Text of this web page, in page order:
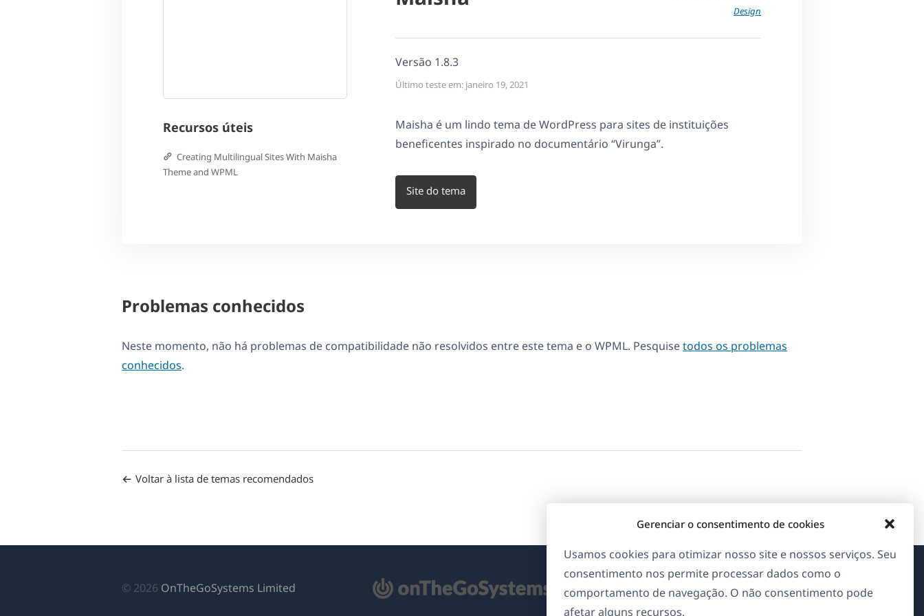
Gerenciar o consentimento de cookies
Usamos cookies para otimizar nosso site e nossos serviços. Seu
consentimento nos permite processar dados como o
comportamento de navegação. O não consentimento pode
afetar alguns recursos.
Recursos úteis
Creating Multilingual Sites With Maisha
Theme and WPML
Design
Versão 1.8.3
Último teste em: janeiro 19, 2021
Maisha é um lindo tema de WordPress para sites de instituições
beneficentes inspirado no documentário “Virunga”.
Site do tema
Problemas conhecidos
Neste momento, não há problemas de compatibilidade não resolvidos entre este tema e o WPML. Pesquisetodos os problemas
conhecidos.
Voltar à lista de temas recomendados
© 2026 OnTheGoSystems Limited
Sobre o WPML
GDPR & Política de Privacidade